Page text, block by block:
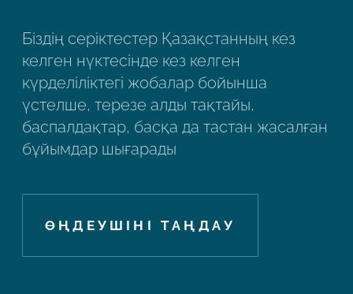
Біздің серіктестер Қазақстанның кез
келген нүктесінде кез келген
күрделіліктегі жобалар бойынша
үстелше, терезе алды тақтайы,
баспалдақтар, басқа да тастан жасалған
бұйымдар шығарады
ӨҢДЕУШІНІ ТАҢДАУ